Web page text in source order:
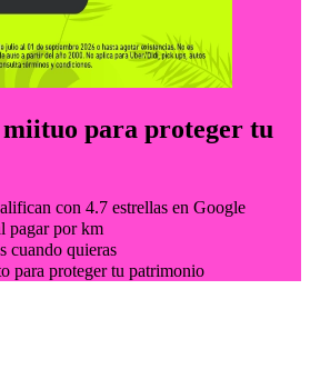
miituo para proteger tu
con 4.7 estrellas en Google
pagar por km
cuando quieras
para proteger tu patrimonio